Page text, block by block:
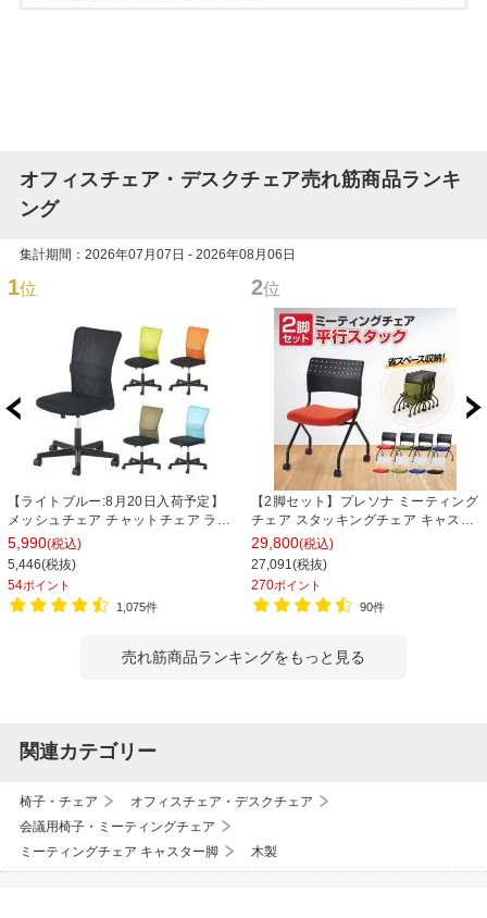
オフィスチェア・デスクチェア売れ筋商品ランキ
ング
集計期間：2026年07月07日 - 2026年08月06日
1位
【ライトブルー:8月20日入荷予定】
メッシュチェア チャットチェア ラン
バーサポート オフィスチェア デスク
チェア 会議椅子 幅580×奥行580×高
さ835-930mm
5,990(税込)
5,446(税抜)
54ポイント
1,075件
2位
【2脚セット】プレソナ ミーティング
チェア スタッキングチェア キャスタ
ー付き 座面クッション 幅570×奥行
565×高さ805mm 会議室 収納 法人
大人数 重ねる 会議用椅子 会議用チェ
ア
29,800(税込)
27,091(税抜)
270ポイント
90件
売れ筋商品ランキングをもっと見る
関連カテゴリー
椅子・チェア
オフィスチェア・デスクチェア
会議用椅子・ミーティングチェア
ミーティングチェア キャスター脚
木製